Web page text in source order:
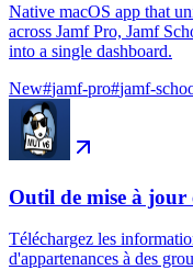
Native macOS app that
across Jamf Pro, Jamf
into a single dashboard.
New#jamf-pro#jamf-
Outil de mise à jour
Téléchargez les
d'appartenances à des